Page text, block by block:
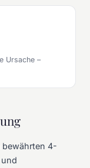
Ursache –
bewährten 4-